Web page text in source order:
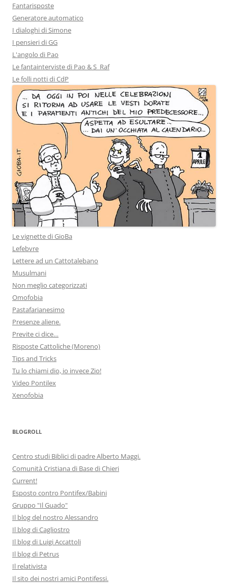
Fantarisposte
Generatore automatico
I dialoghi di Simone
I pensieri di GG
L'angolo di Pao
Le fantainterviste di Pao & S_Raf
Le folli notti di CdP
Le vignette di GioBa
Lefebvre
Lettere ad un Cattotalebano
Musulmani
Non meglio categorizzati
Omofobia
Pastafarianesimo
Presenze aliene.
Previte ci dice…
Risposte Cattoliche (Moreno)
Tips and Tricks
Tu lo chiami dio, io invece Zio!
Video Pontilex
Xenofobia
BLOGROLL
Centro studi Biblici di padre Alberto Maggi.
Comunità Cristiana di Base di Chieri
Current!
Esposto contro Pontifex/Babini
Gruppo "Il Guado"
Il blog del nostro Alessandro
Il blog di Cagliostro
Il blog di Luigi Accattoli
Il blog di Petrus
Il relativista
Il sito dei nostri amici Pontifessi.